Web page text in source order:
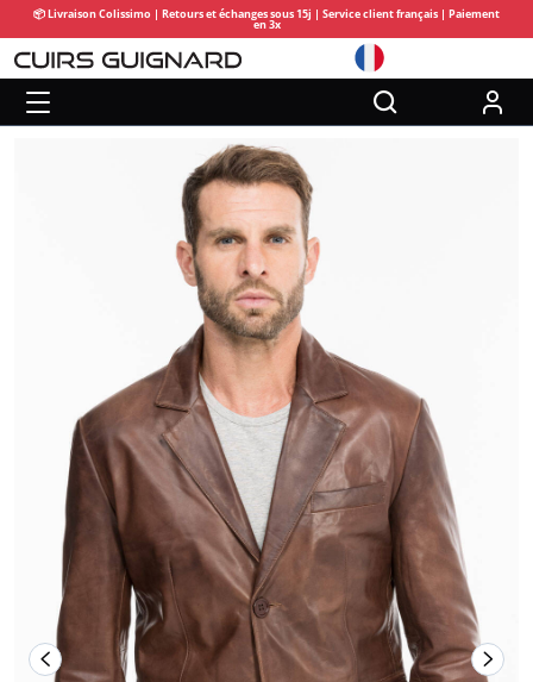
📦 Livraison Colissimo | Retours et échanges sous 15j | Service client français | Paiement
en 3x